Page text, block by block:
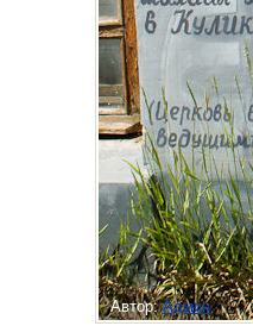
Автор:Админ